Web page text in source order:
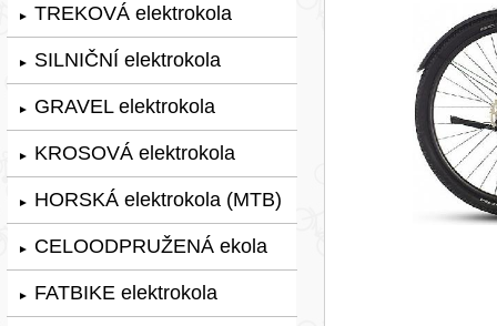
► TREKOVÁ elektrokola
► SILNIČNÍ elektrokola
► GRAVEL elektrokola
► KROSOVÁ elektrokola
► HORSKÁ elektrokola (MTB)
► CELOODPRUŽENÁ ekola
► FATBIKE elektrokola